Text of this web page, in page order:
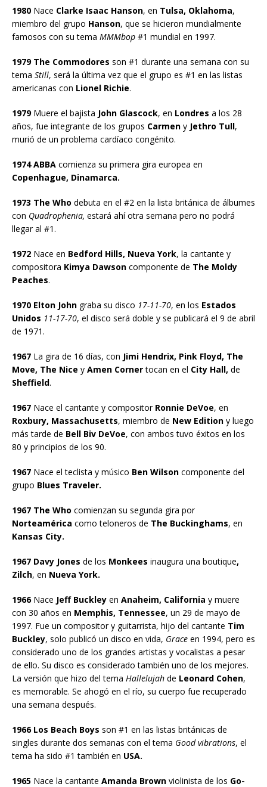
1980 Nace Clarke Isaac Hanson, en Tulsa, Oklahoma,
miembro del grupo Hanson, que se hicieron mundialmente
famosos con su tema MMMbop #1 mundial en 1997.
1979 The Commodores son #1 durante una semana con su
tema Still, será la última vez que el grupo es #1 en las listas
americanas con Lionel Richie.
1979Muere el bajista John Glascock, en Londres a los 28
años, fue integrante de los grupos Carmen y Jethro Tull,
murió de un problema cardíaco congénito.
1974 ABBA comienza su primera gira europea en
Copenhague, Dinamarca.
1973 The Who debuta en el #2 en la lista británica de álbumes
con Quadrophenia, estará ahí otra semana pero no podrá
llegar al #1.
1972 Nace en Bedford Hills, Nueva York, la cantante y
compositora Kimya Dawson componente de The Moldy
Peaches.
1970 Elton John graba su disco 17-11-70, en los Estados
Unidos 11-17-70, el disco será doble y se publicará el 9 de abril
de 1971.
1967 La gira de 16 días, con Jimi Hendrix, Pink Floyd, The
Move, The Nice y Amen Cornertocan en el City Hall, de
Sheffield.
1967 Nace el cantante y compositor Ronnie DeVoe, en
Roxbury, Massachusetts, miembro de New Edition y luego
más tarde de Bell Biv DeVoe, con ambos tuvo éxitos en los
80 y principios de los 90.
1967 Nace el teclista y músico Ben Wilson componente del
grupo Blues Traveler.
1967 The Who comienzan su segunda gira por
Norteamérica como teloneros de The Buckinghams, en
Kansas City.
1967 Davy Jones de los Monkees inaugura una boutique,
Zilch, en Nueva York.
1966Nace Jeff Buckley en Anaheim, California y muere
con 30 años en Memphis, Tennessee, un 29 de mayo de
1997. Fue un compositor y guitarrista, hijo del cantante Tim
Buckley, solo publicó un disco en vida, Grace en 1994, pero es
considerado uno de los grandes artistas y vocalistas a pesar
de ello. Su disco es considerado también uno de los mejores.
La versión que hizo del tema Hallelujah de Leonard Cohen,
es memorable. Se ahogó en el río, su cuerpo fue recuperado
una semana después.
1966 Los Beach Boys son #1 en las listas británicas de
singles durante dos semanas con el tema Good vibrations, el
tema ha sido #1 también en USA.
1965 Nace la cantante Amanda Brown violinista de los Go-